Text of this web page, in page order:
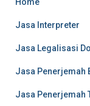
Jasa Interpreter
Jasa Legalisasi
Jasa Penerjemah
Jasa Penerjemah